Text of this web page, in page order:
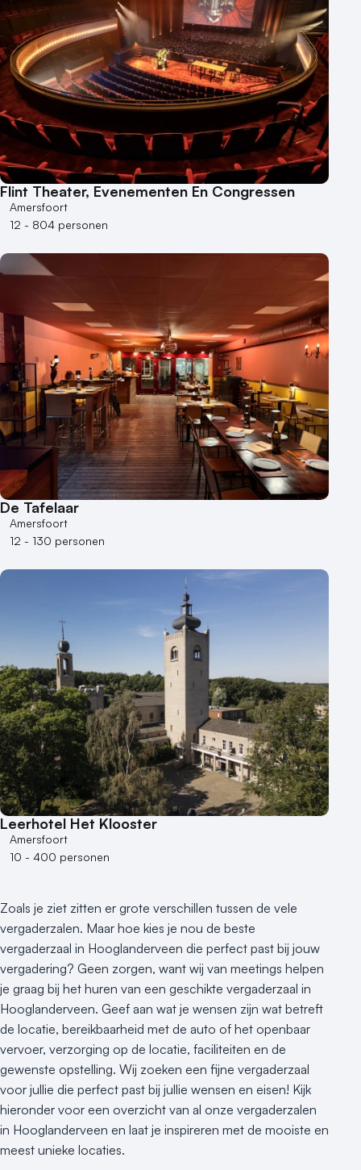
Flint Theater, Evenementen En Congressen
Amersfoort
12 - 804 personen
De Tafelaar
Amersfoort
12 - 130 personen
Leerhotel Het Klooster
Amersfoort
10 - 400 personen
Zoals je ziet zitten er grote verschillen tussen de vele
vergaderzalen. Maar hoe kies je nou de beste
vergaderzaal in Hooglanderveen die perfect past bij jouw
vergadering? Geen zorgen, want wij van meetings helpen
je graag bij het huren van een geschikte vergaderzaal in
Hooglanderveen. Geef aan wat je wensen zijn wat betreft
de locatie, bereikbaarheid met de auto of het openbaar
vervoer, verzorging op de locatie, faciliteiten en de
gewenste opstelling. Wij zoeken een fijne vergaderzaal
voor jullie die perfect past bij jullie wensen en eisen! Kijk
hieronder voor een overzicht van al onze vergaderzalen
in Hooglanderveen en laat je inspireren met de mooiste en
meest unieke locaties.